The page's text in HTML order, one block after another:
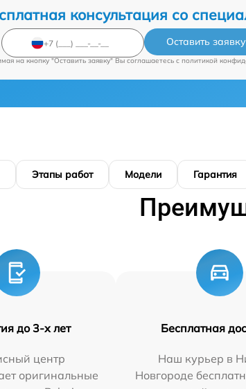
консультация со
Оставить заявку
на кнопку "Оставить заявку" Вы соглашаетесь c политикой
Этапы работ Модели Гарантия
до 3-х лет
центр
оригинальные
Бесплатная
Наш курьер в
Новгороде